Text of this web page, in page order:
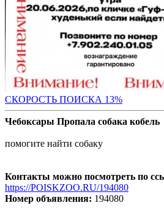
СКОРОСТЬ ПОИСКА 13%
Чебоксары Пропала собака кобель
помогите найти собаку
Контакты можно посмотреть по
https://POISKZOO.RU/194080
Номер объявления: 194080